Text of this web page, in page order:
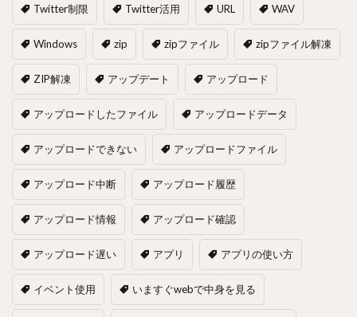
Twitter制限 Twitter活用 URL WAV
Windows zip zipファイル zipファイル解凍
ZIP解凍 アップデート アップロード
アップロードしたファイル アップロードデータ
アップロードできない アップロードファイル
アップロード中断 アップロード履歴
アップロード情報 アップロード確認
アップロード遅い アプリ アプリの使い方
イベント使用 いますぐwebで中身を見る